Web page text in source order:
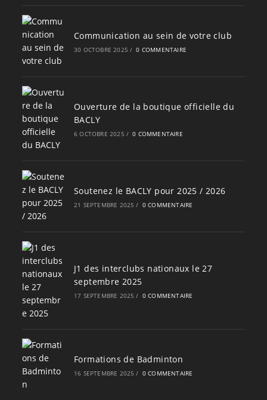
Communication au sein de votre club
30 OCTOBRE 2025 / 0 COMMENTAIRE
Ouverture de la boutique officielle du
BACLY
6 OCTOBRE 2025 / 0 COMMENTAIRE
Soutenez le BACLY pour 2025 / 2026
21 SEPTEMBRE 2025 / 0 COMMENTAIRE
J1 des interclubs nationaux le 27
septembre 2025
17 SEPTEMBRE 2025 / 0 COMMENTAIRE
Formations de Badminton
16 SEPTEMBRE 2025 / 0 COMMENTAIRE